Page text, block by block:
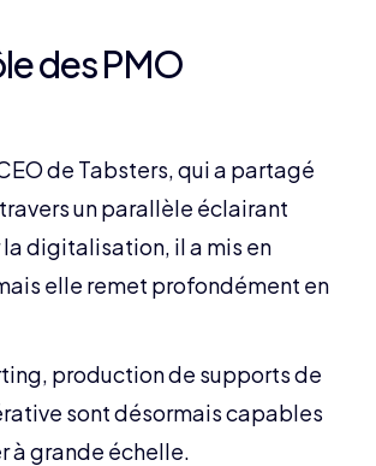
des PMO
de Tabsters, qui a partagé
un parallèle éclairant
digitalisation, il a mis en
elle remet profondément en
production de supports de
sont désormais capables
à grande échelle.